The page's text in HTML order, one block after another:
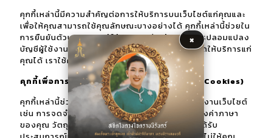
คุกกี้เหล่านี้มีความสำคัญต่อการให้บริการบนเว็บไซต์แก่คุณและ
เพื่อให้คุณสามารถใช้คุณลักษณะบางอย่างได้ คุกกี้เหล่านี้ช่วยใน
การยืนยันตัวบุคคลของผู้ใช้งานและช่วยป้องกันการปลอมแปลง
บัญชีผู้ใช้งาน หากไม่มีคุกกี้เหล่านี้เราอาจไม่สามารถให้บริการแก่
คุณได้ เราใช้คุกกี้ดังกล่าวนี้เพื่อให้บริการแก่คุณ
คุกกี้เพื่อการทำงานของเว็บไซต์ (Functional Cookies)
คุกกี้เหล่านี้ช่วยให้เราจดจำสิ่งที่คุณเลือกเมื่อคุณใช้งานเว็บไซต์
เช่น การจดจำรายละเอียดการเข้าสู่ระบบหรือการตั้งค่าภาษา
ของคุณ วัตถุประสงค์ของคุกกี้เหล่านี้มีเพื่อให้คุณได้รับ
×